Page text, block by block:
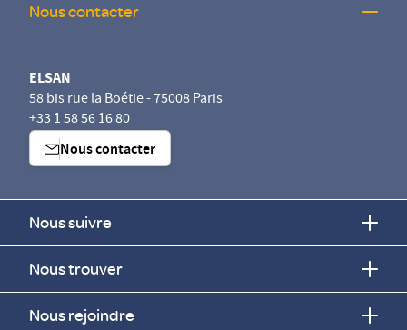
Nous contacter
ELSAN
58 bis rue la Boétie - 75008 Paris
+33 1 58 56 16 80
Nous contacter
Nous suivre
Nous trouver
Nous rejoindre